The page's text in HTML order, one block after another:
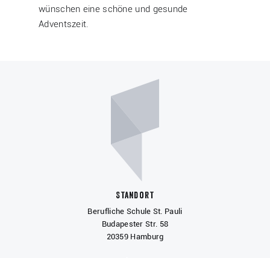
wünschen eine schöne und gesunde
Adventszeit.
Standort
Berufliche Schule St. Pauli
Budapester Str. 58
20359 Hamburg